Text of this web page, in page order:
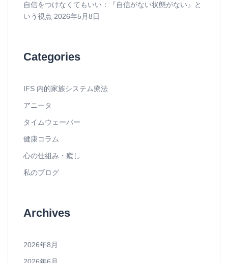
自信をつけなくてもいい：『自信がない状態がない』と
いう視点 2026年5月8日
Categories
IFS 内的家族システム療法
アニータ
タイムウェーバー
健康コラム
心の仕組み・癒し
私のブログ
Archives
2026年8月